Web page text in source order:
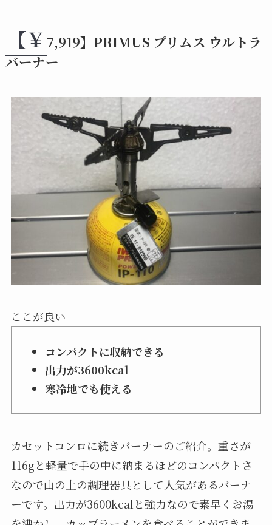
【￥ 7,919】PRIMUS プリムス ウルトラ
バーナー
ここが良い
コンパクトに収納できる
出力が3600kcal
寒冷地でも使える
カセットコンロに続きバーナーのご紹介。重さが
116gと軽量で手の中に納まるほどのコンパクトさ
なので山の上の調理器具として人気があるバーナ
ーです。出力が3600kcalと強力なので素早くお湯